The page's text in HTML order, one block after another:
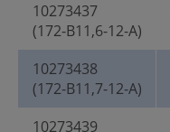
10273437
(172-B11,6-12-A)
10273438
(172-B11,7-12-A)
10273439